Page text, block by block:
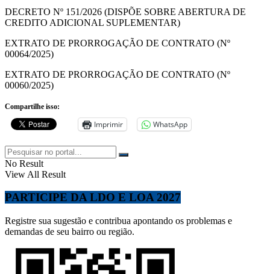
DECRETO Nº 151/2026 (DISPÕE SOBRE ABERTURA DE
CREDITO ADICIONAL SUPLEMENTAR)
EXTRATO DE PRORROGAÇÃO DE CONTRATO (Nº
00064/2025)
EXTRATO DE PRORROGAÇÃO DE CONTRATO (Nº
00060/2025)
Compartilhe isso:
Imprimir WhatsApp
No Result
View All Result
PARTICIPE DA LDO E LOA 2027
Registre sua sugestão e contribua apontando os problemas e
demandas de seu bairro ou região.